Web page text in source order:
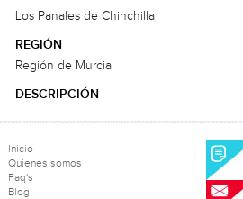
Los Panales de Chinchilla
REGIÓN
Región de Murcia
DESCRIPCIÓN
Inicio
Quienes somos
Faq's
Blog